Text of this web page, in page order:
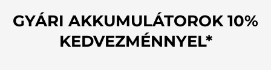
GYÁRI AKKUMULÁTOROK 10%
KEDVEZMÉNNYEL*